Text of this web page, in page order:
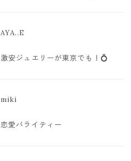
AYA..E
激安ジュエリーが東京でも！💍
miki
恋愛バライティー